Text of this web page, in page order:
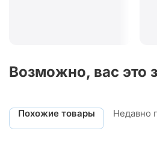
Возможно, вас это
Похожие товары Недавно